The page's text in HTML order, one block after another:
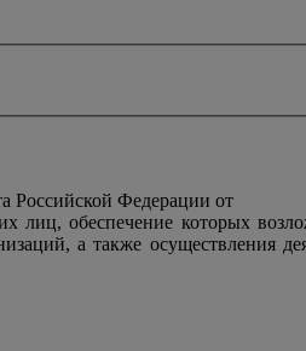
Российской Федерации от
лиц, обеспечение которых
а также осуществления